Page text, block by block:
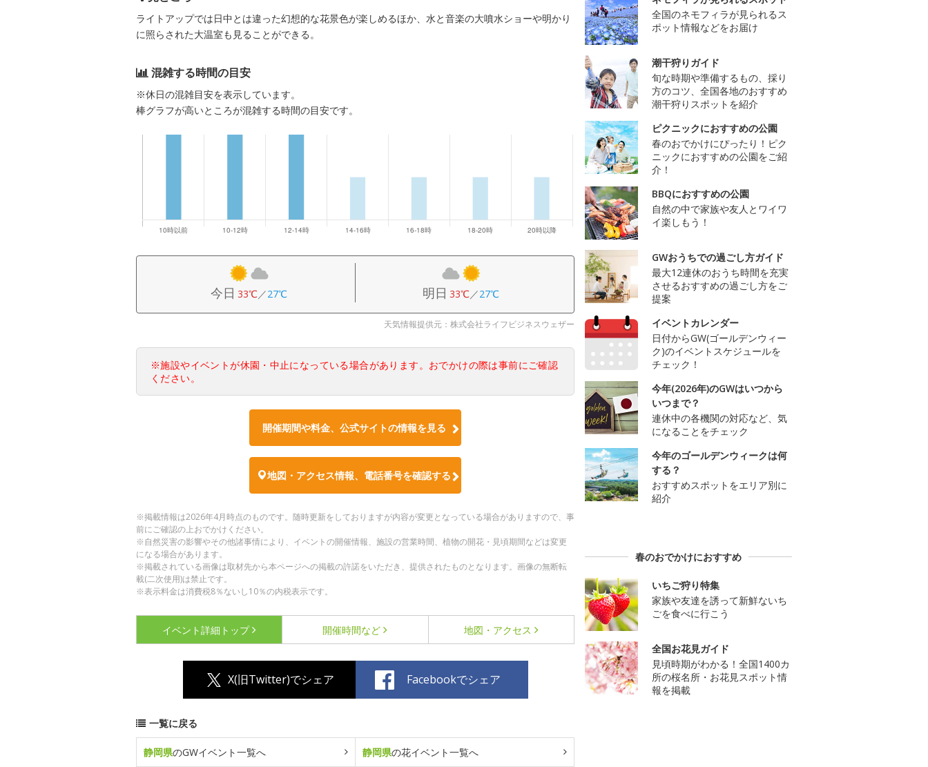
ライトアップでは日中とは違った幻想的な花景色が楽しめるほか、水と音楽の大噴水ショーや明かり
に照らされた大温室も見ることができる。
混雑する時間の目安
※休日の混雑目安を表示しています。
棒グラフが高いところが混雑する時間の目安です。
今日 33℃／27℃ 明日 33℃／27℃
天気情報提供元：株式会社ライフビジネスウェザー
※施設やイベントが休園・中止になっている場合があります。おでかけの際は事前にご確認
ください。
開催期間や料金、公式サイトの情報を見る
地図・アクセス情報、電話番号を確認する
※掲載情報は2026年4月時点のものです。随時更新をしておりますが内容が変更となっている場合がありますので、事
前にご確認の上おでかけください。
※自然災害の影響やその他諸事情により、イベントの開催情報、施設の営業時間、植物の開花・見頃期間などは変更
になる場合があります。
※掲載されている画像は取材先から本ページへの掲載の許諾をいただき、提供されたものとなります。画像の無断転
載(二次使用)は禁止です。
※表示料金は消費税8％ないし10％の内税表示です。
イベント詳細 トップ 開催時間など 地図・アクセス
X(旧Twitter)でシェア Facebookでシェア
一覧に戻る
静岡県のGWイベント一覧へ 静岡県の花イベント一覧へ
全国のネモフィラが見られるス
ポット情報などをお届け
潮干狩りガイド
旬な時期や準備するもの、採り
方のコツ、全国各地のおすすめ
潮干狩りスポットを紹介
ピクニックにおすすめの公園
春のおでかけにぴったり！ピク
ニックにおすすめの公園をご紹
介！
BBQにおすすめの公園
自然の中で家族や友人とワイワ
イ楽しもう！
GWおうちでの過ごし方ガイド
最大12連休のおうち時間を充実
させるおすすめの過ごし方をご
提案
イベントカレンダー
日付からGW(ゴールデンウィー
ク)のイベントスケジュールを
チェック！
今年(2026年)のGWはいつから
いつまで？
連休中の各機関の対応など、気
になることをチェック
今年のゴールデンウィークは何
する？
おすすめスポットをエリア別に
紹介
春のおでかけにおすすめ
いちご狩り特集
家族や友達を誘って新鮮ないち
ごを食べに行こう
全国お花見ガイド
見頃時期がわかる！全国1400カ
所の桜名所・お花見スポット情
報を掲載